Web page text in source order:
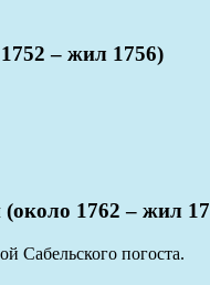
– жил 1756)
1762 – жил
Сабельского погоста.